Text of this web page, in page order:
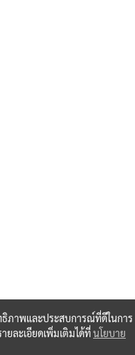
ธิภาพและประสบการณ์ที่ดีในการ
ยละเอียดเพิ่มเติมได้ที่นโยบาย